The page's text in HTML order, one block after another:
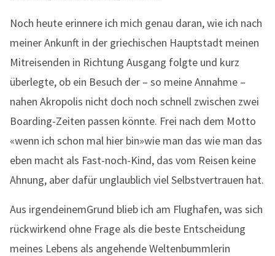
Noch heute erinnere ich mich genau daran, wie ich nach
meiner Ankunft in der griechischen Hauptstadt meinen
Mitreisenden in Richtung Ausgang folgte und kurz
überlegte, ob ein Besuch der – so meine Annahme –
nahen Akropolis nicht doch noch schnell zwischen zwei
Boarding-Zeiten passen könnte. Frei nach dem Motto
«wenn ich schon mal hier bin»wie man das wie man das
eben macht als Fast-noch-Kind, das vom Reisen keine
Ahnung, aber dafür unglaublich viel Selbstvertrauen hat.
Aus irgendeinemGrund blieb ich am Flughafen, was sich
rückwirkend ohne Frage als die beste Entscheidung
meines Lebens als angehende Weltenbummlerin